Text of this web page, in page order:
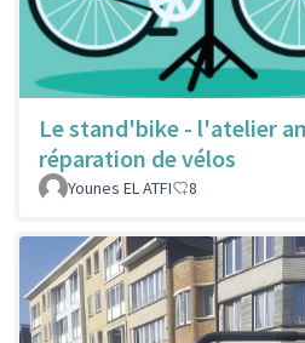
Le stand'bike - l'atelier
réparation de vélos
Younes EL ATFI 8